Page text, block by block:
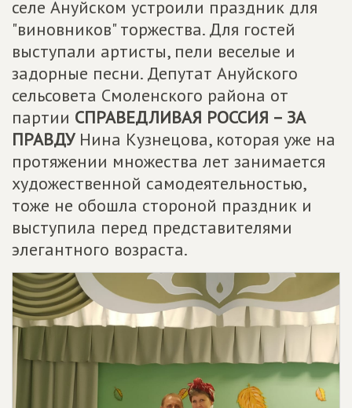
селе Ануйском устроили праздник для
"виновников" торжества. Для гостей
выступали артисты, пели веселые и
задорные песни. Депутат Ануйского
сельсовета Смоленского района от
партии СПРАВЕДЛИВАЯ РОССИЯ – ЗА
ПРАВДУНина Кузнецова, которая уже на
протяжении множества лет занимается
художественной самодеятельностью,
тоже не обошла стороной праздник и
выступила перед представителями
элегантного возраста.